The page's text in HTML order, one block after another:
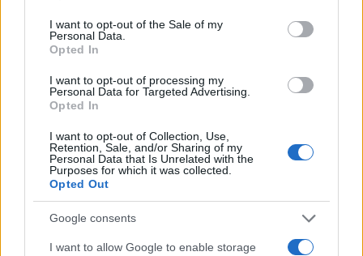
consent section.
I want to opt-out of the Sale of my
Personal Data.
Opted In
I want to opt-out of processing my
Personal Data for Targeted Advertising.
Opted In
I want to opt-out of Collection, Use,
Retention, Sale, and/or Sharing of my
Personal Data that Is Unrelated with the
Purposes for which it was collected.
Opted Out
Google consents
I want to allow Google to enable storage